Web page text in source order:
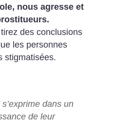
nous agresse et
des conclusions
les personnes
stigmatisées.
dans un
de leur